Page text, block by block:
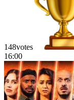
148votes
16:00